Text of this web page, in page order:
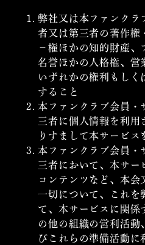
弊社又は本ファンクラ
者又は第三者の著作権
－権ほかの知的財産、
名誉ほかの人格権、営
いずれかの権利もしく
すること
本ファンクラブ会員・
三者に個人情報を利用
りすまして本サービス
本ファンクラブ会員・
三者において、本サー
コンテンツなど、本会
一切について、これを
て、本サービスに関係
の他の組織の営利活動
びこれらの準備活動に